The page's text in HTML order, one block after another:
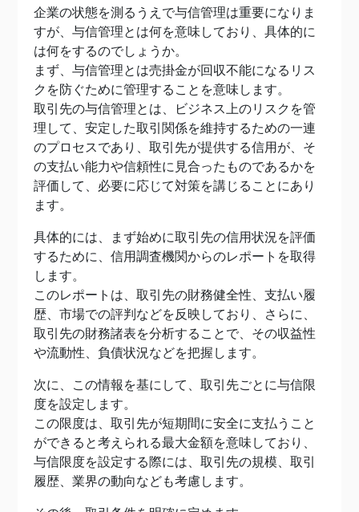
企業の状態を測るうえで与信管理は重要になりま
すが、与信管理とは何を意味しており、具体的に
は何をするのでしょうか。
まず、与信管理とは売掛金が回収不能になるリス
クを防ぐために管理することを意味します。
取引先の与信管理とは、ビジネス上のリスクを管
理して、安定した取引関係を維持するための一連
のプロセスであり、取引先が提供する信用が、そ
の支払い能力や信頼性に見合ったものであるかを
評価して、必要に応じて対策を講じることにあり
ます。
具体的には、まず始めに取引先の信用状況を評価
するために、信用調査機関からのレポートを取得
します。
このレポートは、取引先の財務健全性、支払い履
歴、市場での評判などを反映しており、さらに、
取引先の財務諸表を分析することで、その収益性
や流動性、負債状況などを把握します。
次に、この情報を基にして、取引先ごとに与信限
度を設定します。
この限度は、取引先が短期間に安全に支払うこと
ができると考えられる最大金額を意味しており、
与信限度を設定する際には、取引先の規模、取引
履歴、業界の動向なども考慮します。